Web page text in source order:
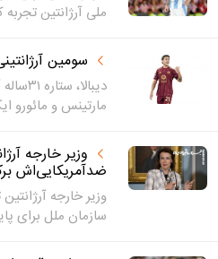
ملی آرژانتین تجربه
سومین
مارتینس و مائورو
وزیر خارجه
ضدآمریکایی‌اش
وزیر خارجه
سازمان ملل برای